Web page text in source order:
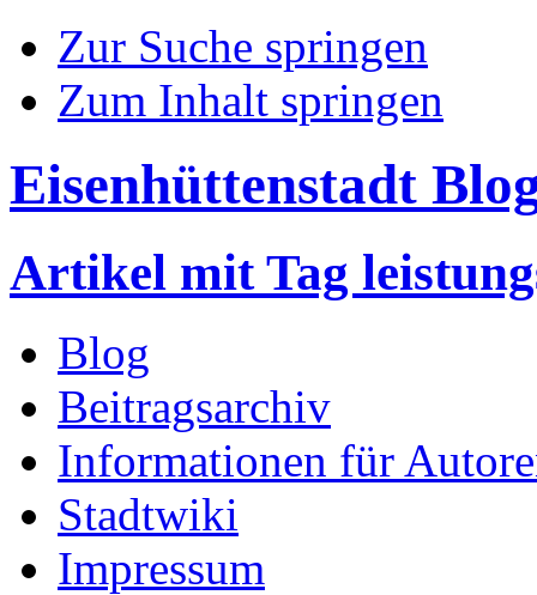
Zur Suche springen
Zum Inhalt springen
Eisenhüttenstadt
Artikel mit Tag
Blog
Beitragsarchiv
Informationen für
Stadtwiki
Impressum